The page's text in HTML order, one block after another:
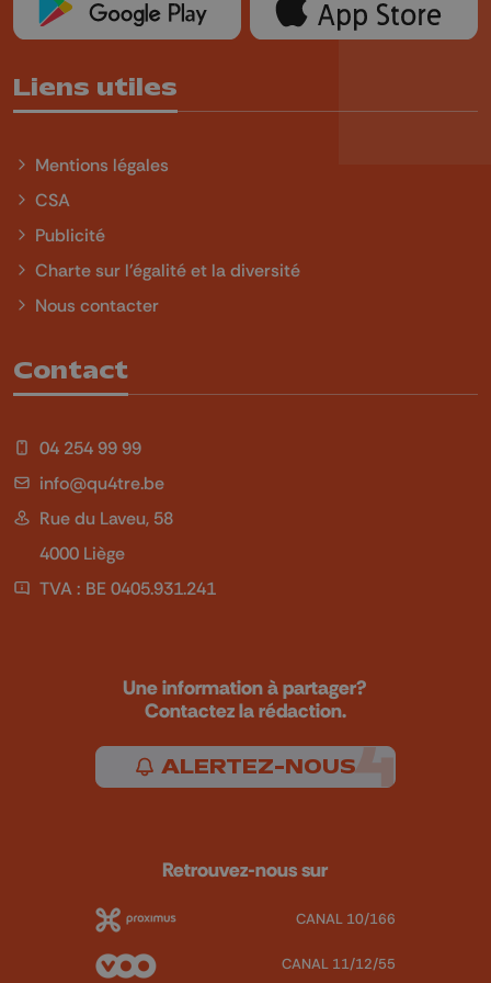
Liens utiles
Mentions légales
CSA
Publicité
Charte sur l'égalité et la diversité
Nous contacter
Contact
04 254 99 99
info@qu4tre.be
Rue du Laveu, 58
4000 Liège
TVA : BE 0405.931.241
Une information à partager?
Contactez la rédaction.
ALERTEZ-NOUS
Retrouvez-nous sur
CANAL 10/166
CANAL 11/12/55